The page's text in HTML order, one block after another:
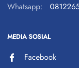
Whatsapp:
MEDIA SOSIAL
Facebook